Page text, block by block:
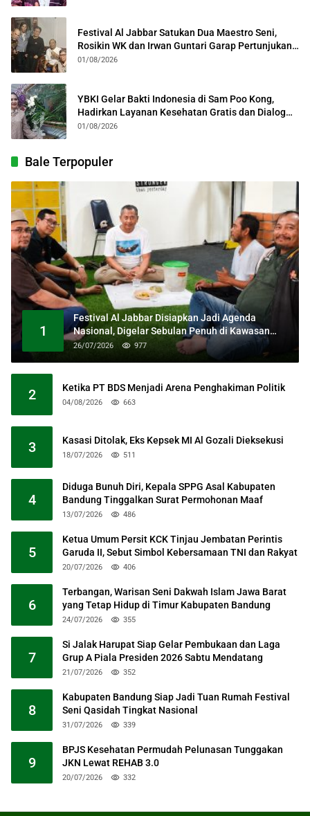
Festival Al Jabbar Satukan Dua Maestro Seni,
Rosikin WK dan Irwan Guntari Garap Pertunjukan
Kolosal
01/08/2026
YBKI Gelar Bakti Indonesia di Sam Poo Kong,
Hadirkan Layanan Kesehatan Gratis dan Dialog
Kebangsaan
01/08/2026
Bale Terpopuler
1
Festival Al Jabbar Disiapkan Jadi Agenda
Nasional, Digelar Sebulan Penuh di Kawasan
Masjid Raya Al Jabbar
26/07/2026 977
2 Ketika PT BDS Menjadi Arena Penghakiman Politik
04/08/2026 663
3 Kasasi Ditolak, Eks Kepsek MI Al Gozali Dieksekusi
18/07/2026 511
4
Diduga Bunuh Diri, Kepala SPPG Asal Kabupaten
Bandung Tinggalkan Surat Permohonan Maaf
13/07/2026 486
5
Ketua Umum Persit KCK Tinjau Jembatan Perintis
Garuda II, Sebut Simbol Kebersamaan TNI dan Rakyat
20/07/2026 406
6
Terbangan, Warisan Seni Dakwah Islam Jawa Barat
yang Tetap Hidup di Timur Kabupaten Bandung
24/07/2026 355
7
Si Jalak Harupat Siap Gelar Pembukaan dan Laga
Grup A Piala Presiden 2026 Sabtu Mendatang
21/07/2026 352
8
Kabupaten Bandung Siap Jadi Tuan Rumah Festival
Seni Qasidah Tingkat Nasional
31/07/2026 339
9
BPJS Kesehatan Permudah Pelunasan Tunggakan
JKN Lewat REHAB 3.0
20/07/2026 332